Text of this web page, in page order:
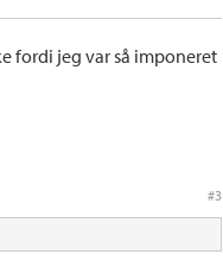
fordi jeg var så imponeret
#3